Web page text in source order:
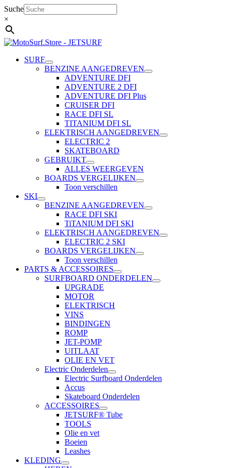
Ga
naar
de
inhoud
Suche
×
SURF
BENZINE AANGEDREVEN
ADVENTURE DFI
ADVENTURE 2 DFI
ADVENTURE DFI Plus
CRUISER DFI
RACE DFI SL
TITANIUM DFI SL
ELEKTRISCH AANGEDREVEN
ELECTRIC 2
SKATEBOARD
GEBRUIKT
ALLES WEERGEVEN
BOARDS VERGELIJKEN
Toon verschillen
SKI
BENZINE AANGEDREVEN
RACE DFI SKI
TiTANIUM DFI SKI
ELEKTRISCH AANGEDREVEN
ELECTRIC 2 SKI
BOARDS VERGELIJKEN
Toon verschillen
PARTS & ACCESSOIRES
SURFBOARD ONDERDELEN
UPGRADE
MOTOR
ELEKTRISCH
VINS
BINDINGEN
ROMP
JET-POMP
UITLAAT
OLIE EN VET
Electric Onderdelen
Electric Surfboard Onderdelen
Accus
Skateboard Onderdelen
ACCESSOIRES
JETSURF® Tube
TOOLS
Olie en vet
Boeien
Leashes
KLEDING